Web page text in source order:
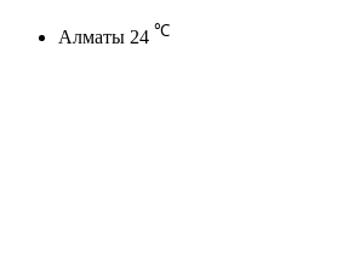
Алматы 24 ℃